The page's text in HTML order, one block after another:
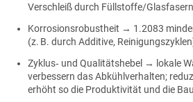
Verschleiß durch Füllstoffe/
Korrosionsrobustheit → 1.2083
(z. B. durch Additive,
Zyklus‑ und Qualitätshebel → lokale
verbessern das Abkühlverhalten;
erhöht so die Produktivität und die